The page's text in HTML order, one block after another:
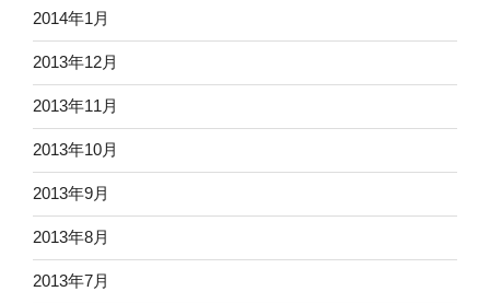
2014年1月
2013年12月
2013年11月
2013年10月
2013年9月
2013年8月
2013年7月